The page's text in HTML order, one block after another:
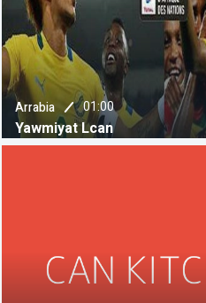
Arrabia 01:00
Yawmiyat Lcan